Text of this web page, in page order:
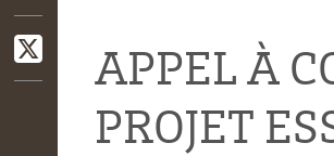
CONNEXIONAPPEL À
PROJET